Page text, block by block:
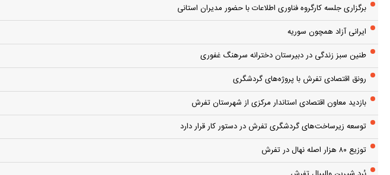
برگزاری جلسه کارگروه فناوری اطلاعات با حضور مدیران استانی
ایرانی آزاد همچون سوریه
طنین سبز زندگی در دبیرستان دخترانه سرهنگ غفوری
رونق اقتصادی تفرش با پروژه‌های گردشگری
بازدید معاون اقتصادی استاندار مرکزی از شهرستان تفرش
توسعه زیرساخت‌های گردشگری تفرش در دستور کار قرار دارد
توزیع ۸۰ هزار اصله نهال در تفرش